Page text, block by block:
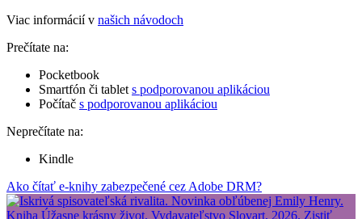
Viac informácií v našich návodoch
Prečítate na:
Pocketbook
Smartfón či tablet s podporovanou aplikáciou
Počítač s podporovanou aplikáciou
Neprečítate na:
Kindle
Ako čítať e-knihy zabezpečené cez Adobe DRM?